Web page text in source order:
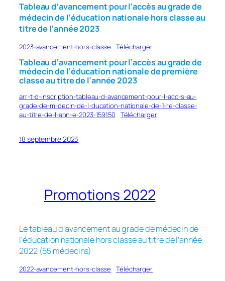
Tableau d’avancement pour l’accès au grade de
médecin de l’éducation nationale hors classe au
titre de l’année 2023
2023-avancement-hors-classe Télécharger
Tableau d’avancement pour l’accès au grade de
médecin de l’éducation nationale de première
classe au titre de l’année 2023
arr-t-d-inscription-tableau-d-avancement-pour-l-acc-s-au-
grade-de-m-decin-de-l-ducation-nationale-de-1-re-classe-
au-titre-de-l-ann-e-2023-159150
Télécharger
18 septembre 2023
Promotions 2022
Le tableau d’avancement au grade de médecin de
l’éducation nationale hors classe au titre de l’année
2022 (55 médecins)
2022-avancement-hors-classe Télécharger